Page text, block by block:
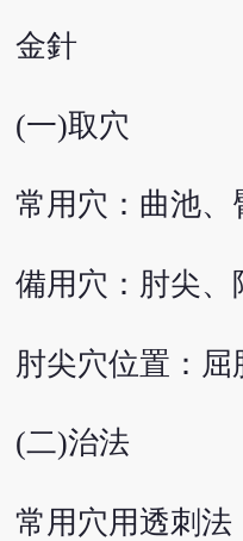
金針
(一)取穴
常用穴：曲池、
備用穴：肘尖、
肘尖穴位置：屈
(二)治法
常用穴用透刺